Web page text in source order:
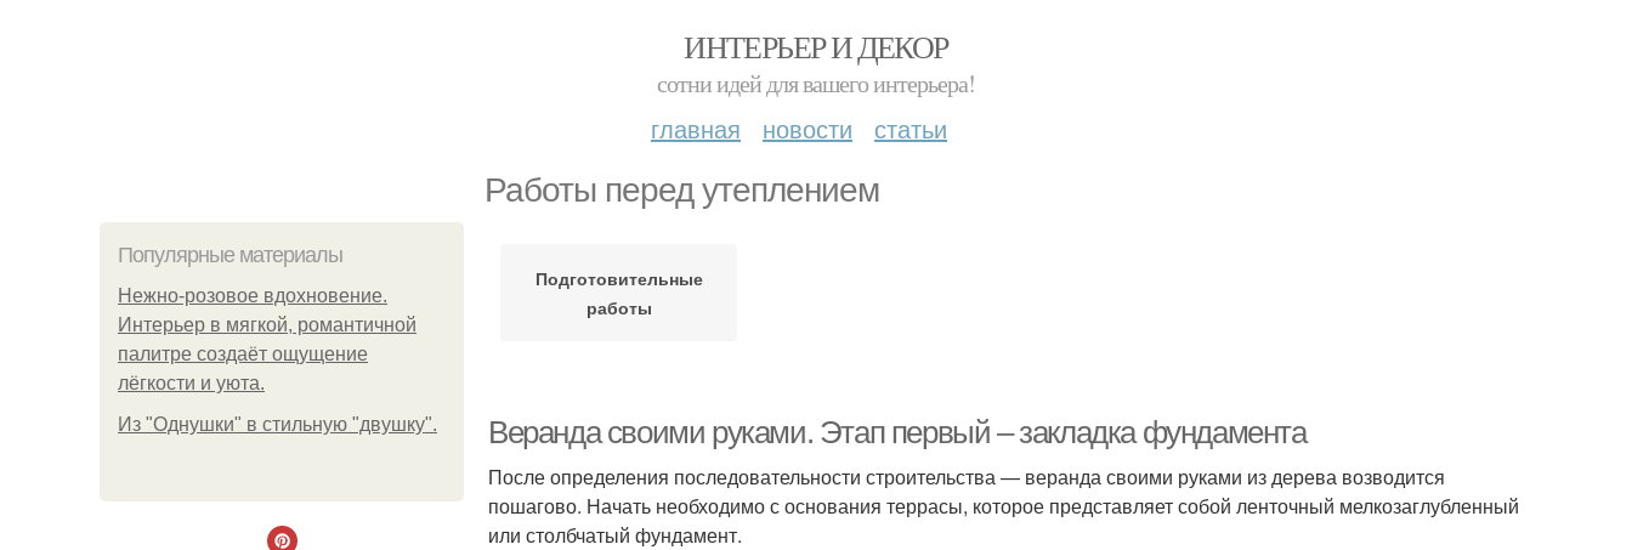
ИНТЕРЬЕР И ДЕКОР
сотни идей для вашего интерьера!
главная новости статьи
Работы перед утеплением
Популярные материалы
Нежно-розовое вдохновение.
Интерьер в мягкой, романтичной
палитре создаёт ощущение
лёгкости и уюта.
Из "Однушки" в стильную "двушку".
Подготовительные
работы
Веранда своими руками. Этап первый – закладка фундамента
После определения последовательности строительства — веранда своими руками из дерева возводится
пошагово. Начать необходимо с основания террасы, которое представляет собой ленточный мелкозаглубленный
или столбчатый фундамент.